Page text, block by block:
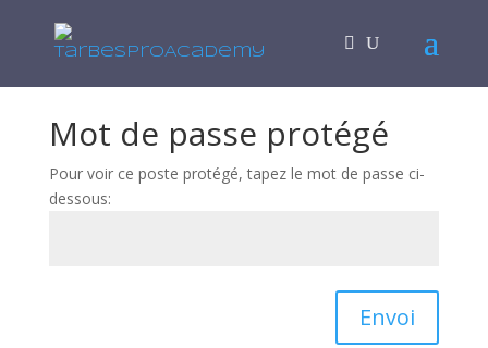
Mot de passe protégé
Pour voir ce poste protégé, tapez le mot de passe ci-
dessous:
Envoi